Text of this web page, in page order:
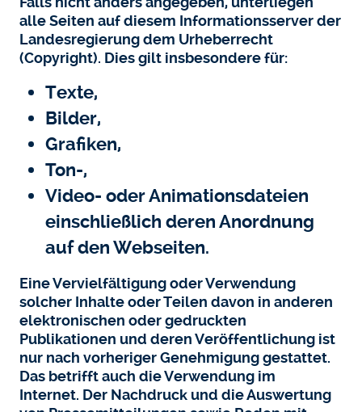
alle Seiten auf diesem Informationsserver der
Landesregierung dem Urheberrecht
(Copyright). Dies gilt insbesondere für:
Texte,
Bilder,
Grafiken,
Ton-,
Video- oder Animationsdateien
einschließlich deren Anordnung
auf den Webseiten.
Eine Vervielfältigung oder Verwendung
solcher Inhalte oder Teilen davon in anderen
elektronischen oder gedruckten
Publikationen und deren Veröffentlichung ist
nur nach vorheriger Genehmigung gestattet.
Das betrifft auch die Verwendung im
Internet. Der Nachdruck und die Auswertung